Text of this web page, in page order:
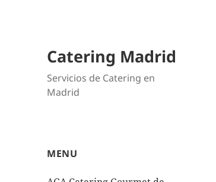
Catering Madrid
Servicios de Catering en
Madrid
MENU